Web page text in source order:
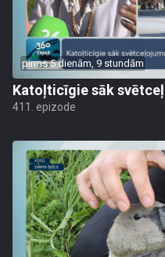
pirms 5 dienām, 9 stundām
Katoļticīgie sāk
411. epizode